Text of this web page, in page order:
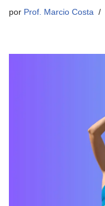
por Prof. Marcio Costa